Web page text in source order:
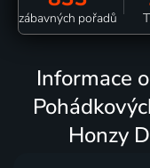
zábavných pořadů
Informace
Honzy